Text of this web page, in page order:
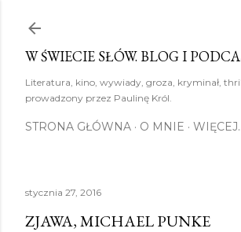
W ŚWIECIE SŁÓW. BLOG I
Literatura, kino, wywiady, groza, kryminał,
prowadzony przez Paulinę Król.
STRONA GŁÓWNA O MNIE
stycznia 27, 2016
ZJAWA, MICHAEL PUNKE